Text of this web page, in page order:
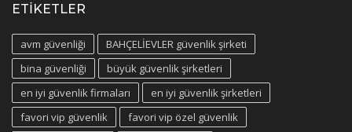
ETIKETLER
avm güvenliği
BAHÇELİEVLER güvenlik şirketi
bina güvenliği
büyük güvenlik şirketleri
en iyi güvenlik firmaları
en iyi güvenlik şirketleri
favori vip güvenlik
favori vip özel güvenlik